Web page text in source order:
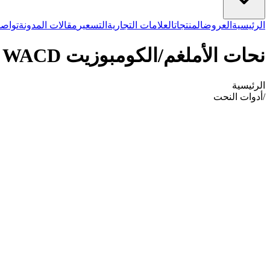
الرئيسية العروضالمنتجاتالعلامات التجارية التسعير مقالات المدونة
نحات الأملغم/الكومبوزيت WACD
الرئيسية
/ أدوات النحت